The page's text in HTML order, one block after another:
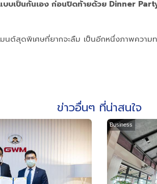
บเป็นกันเอง ก่อนปิดท้ายด้วย Dinner
นต์สุดพิเศษที่ยากจะลืม เป็นอีกหนึ่งภาพคว
ข่าวอื่นๆ ที่น่าสนใจ
Business